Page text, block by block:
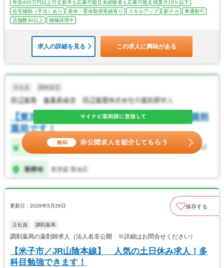
年収400万円以上可 新卒も応募可能 未経験者も応募可能
残業月10ｈ以下
住宅補助（手当）あり
産休・育休取得実績有り スキルアップ 駅チカ
車通勤可
店舗数30以上
積極採用中
求人の詳細を見る この求人に興味がある
更新日：2026年5月26日 保存する
正社員 調剤薬局
調剤薬局の薬剤師求人（法人名非公開 ※詳細はお問合せください）
【米子市／JR山陰本線】 人気の土日休み求人！多
科目勉強できます！